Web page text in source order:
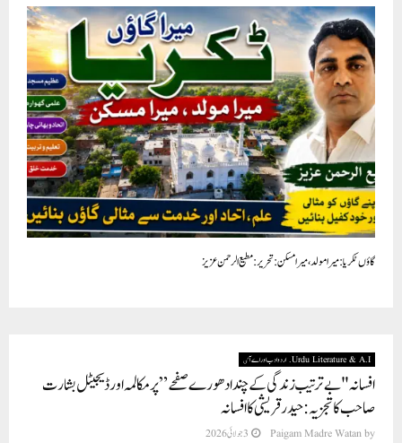
گاؤں ٹکریا : میرا مولد، میرا مسکن : تحریر : مطیع الرحمن عزیز
Urdu Literature & A.I. اردو ادب اور اے آٸ
افسانہ "بے ترتیب زندگی کے چند ادھورے صفحے” پر مکالمہ اور ڈیجیٹل بشارت
صاحب کا تجزيہ : حیدرقریشی کا افسانہ
by
Paigam Madre Watan 3 جولائی 2026